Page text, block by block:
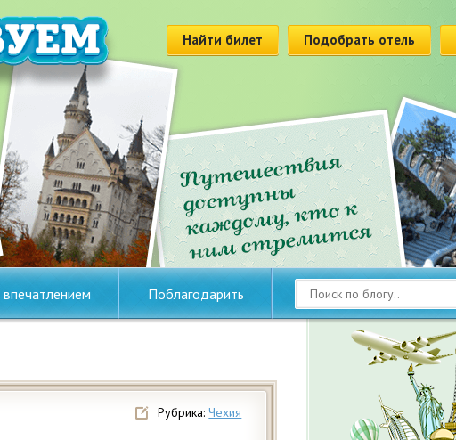
Найти билет Подобрать отель
Поблагодарить
Рубрика:Чехия